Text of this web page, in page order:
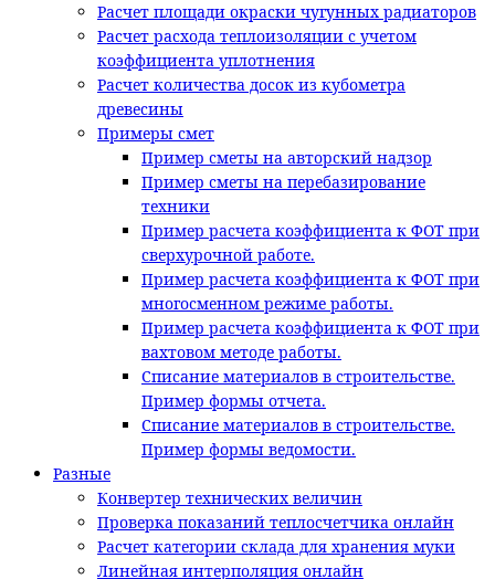
Расчет площади окраски чугунных радиаторов
Расчет расхода теплоизоляции с учетом
коэффициента уплотнения
Расчет количества досок из кубометра
древесины
Примеры смет
Пример сметы на авторский надзор
Пример сметы на перебазирование
техники
Пример расчета коэффициента к ФОТ при
сверхурочной работе.
Пример расчета коэффициента к ФОТ при
многосменном режиме работы.
Пример расчета коэффициента к ФОТ при
вахтовом методе работы.
Списание материалов в строительстве.
Пример формы отчета.
Списание материалов в строительстве.
Пример формы ведомости.
Разные
Конвертер технических величин
Проверка показаний теплосчетчика онлайн
Расчет категории склада для хранения муки
Линейная интерполяция онлайн